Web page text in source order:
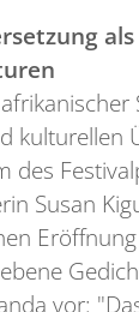
kulturellen
des
Susan
vor: